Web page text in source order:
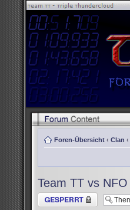
Foren-Übersicht ‹ Clan ‹
Team TT vs NFO
Thema gesperrt